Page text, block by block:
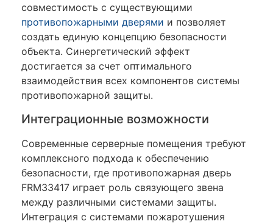
совместимость с существующими
противопожарными дверями и позволяет
создать единую концепцию безопасности
объекта. Синергетический эффект
достигается за счет оптимального
взаимодействия всех компонентов системы
противопожарной защиты.
Интеграционные возможности
Современные серверные помещения требуют
комплексного подхода к обеспечению
безопасности, где противопожарная дверь
FRM33417 играет роль связующего звена
между различными системами защиты.
Интеграция с системами пожаротушения